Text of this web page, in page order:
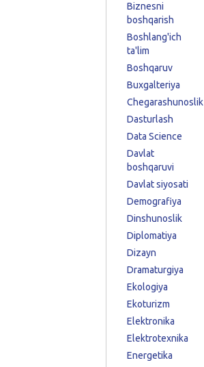
Biznesni
boshqarish
Boshlang'ich
ta'lim
Boshqaruv
Buxgalteriya
Chegarashunoslik
Dasturlash
Data Science
Davlat
boshqaruvi
Davlat siyosati
Demografiya
Dinshunoslik
Diplomatiya
Dizayn
Dramaturgiya
Ekologiya
Ekoturizm
Elektronika
Elektrotexnika
Energetika